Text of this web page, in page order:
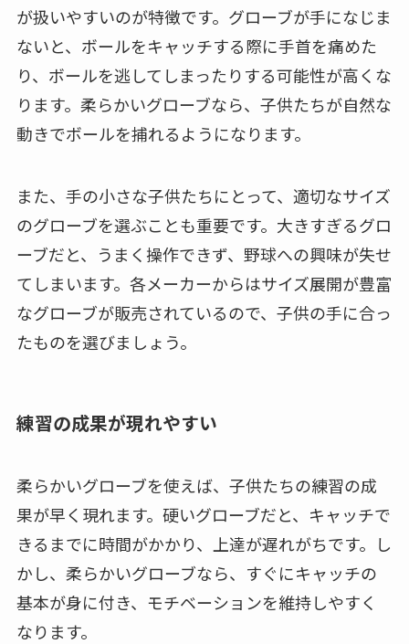
が扱いやすいのが特徴です。グローブが手になじま
ないと、ボールをキャッチする際に手首を痛めた
り、ボールを逃してしまったりする可能性が高くな
ります。柔らかいグローブなら、子供たちが自然な
動きでボールを捕れるようになります。
また、手の小さな子供たちにとって、適切なサイズ
のグローブを選ぶことも重要です。大きすぎるグロ
ーブだと、うまく操作できず、野球への興味が失せ
てしまいます。各メーカーからはサイズ展開が豊富
なグローブが販売されているので、子供の手に合っ
たものを選びましょう。
練習の成果が現れやすい
柔らかいグローブを使えば、子供たちの練習の成
果が早く現れます。硬いグローブだと、キャッチで
きるまでに時間がかかり、上達が遅れがちです。し
かし、柔らかいグローブなら、すぐにキャッチの
基本が身に付き、モチベーションを維持しやすく
なります。